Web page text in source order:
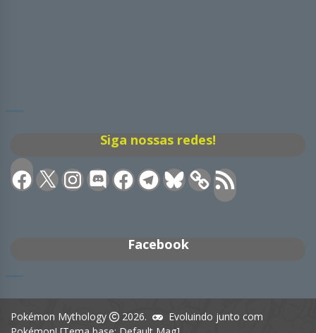
Siga nossas redes!
Facebook
X Instagram
DiscordFacebookTelegramBluesky Feed
RSS
Facebook
Pokémon Mythology 2026.
Evoluindo junto com